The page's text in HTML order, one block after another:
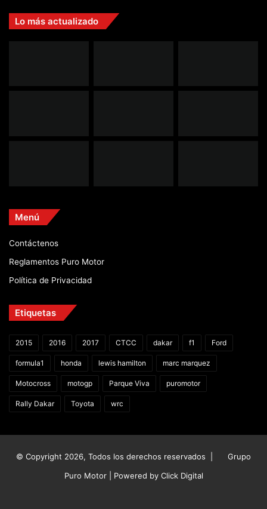
Lo más actualizado
Menú
Contáctenos
Reglamentos Puro Motor
Política de Privacidad
Etiquetas
2015 2016 2017 CTCC dakar f1 Ford
formula1 honda lewis hamilton marc marquez
Motocross motogp Parque Viva puromotor
Rally Dakar Toyota wrc
© Copyright 2026, Todos los derechos reservados |
Grupo
Puro Motor | Powered by Click Digital